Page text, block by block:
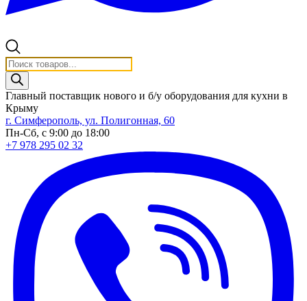
Поиск
товаров
Главный поставщик нового и б/у оборудования для кухни в
Крыму
г. Симферополь, ул. Полигонная, 60
Пн-Сб, с 9:00 до 18:00
+7 978 295 02 32